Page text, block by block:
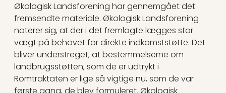
Økologisk Landsforening har gennemgået det
fremsendte materiale. Økologisk Landsforening
noterer sig, at der i det fremlagte lægges stor
vægt på behovet for direkte indkomststøtte. Det
bliver understreget, at bestemmelserne om
landbrugsstøtten, som de er udtrykt i
Romtraktaten er lige så vigtige nu, som de var